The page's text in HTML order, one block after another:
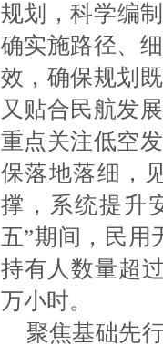
规划，科学编
确实施路径、
效，确保规划
又贴合民航发
重点关注低空
保落地落细，
撑，系统提升
五”期间，民用
持有人数量超
万小时。
聚焦基础先